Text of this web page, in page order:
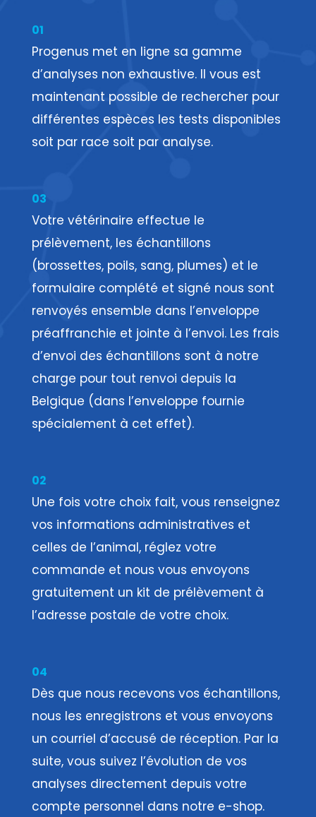
01
Progenus met en ligne sa gamme
d’analyses non exhaustive. Il vous est
maintenant possible de rechercher pour
différentes espèces les tests disponibles
soit par race soit par analyse.
02
Une fois votre choix fait, vous renseignez
vos informations administratives et
celles de l’animal, réglez votre
commande et nous vous envoyons
gratuitement un kit de prélèvement à
l’adresse postale de votre choix.
03
Votre vétérinaire effectue le
prélèvement, les échantillons
(brossettes, poils, sang, plumes) et le
formulaire complété et signé nous sont
renvoyés ensemble dans l’enveloppe
préaffranchie et jointe à l’envoi. Les frais
d’envoi des échantillons sont à notre
charge pour tout renvoi depuis la
Belgique (dans l’enveloppe fournie
spécialement à cet effet).
04
Dès que nous recevons vos échantillons,
nous les enregistrons et vous envoyons
un courriel d’accusé de réception. Par la
suite, vous suivez l’évolution de vos
analyses directement depuis votre
compte personnel dans notre e-shop.